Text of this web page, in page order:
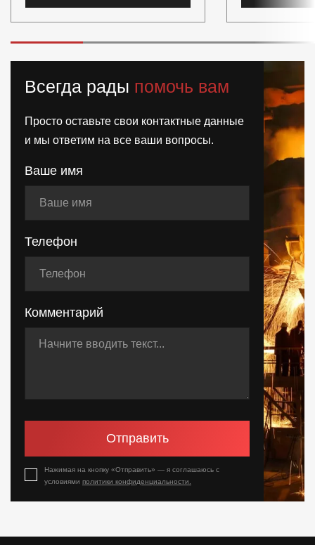
Всегда рады помочь вам
Просто оставьте свои контактные данные
и мы ответим на все ваши вопросы.
Ваше имя
Телефон
Комментарий
Отправить
Нажимая на кнопку «Отправить» — я соглашаюсь с
условиями политики конфиденциальности.